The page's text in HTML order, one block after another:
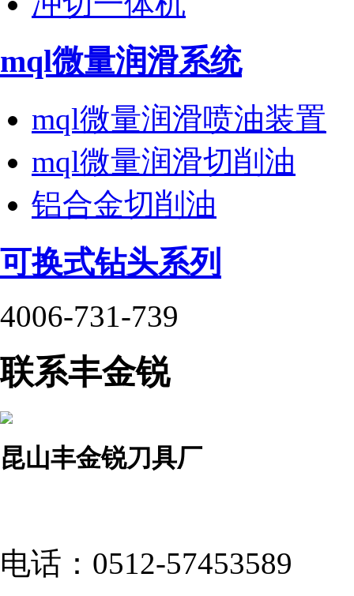
mql微量润滑系统
mql微量润滑喷油装置
mql微量润滑切削油
铝合金切削油
可换式钻头系列
4006-731-739
联系丰金锐
昆山丰金锐刀具厂
电话： 0512-57453589